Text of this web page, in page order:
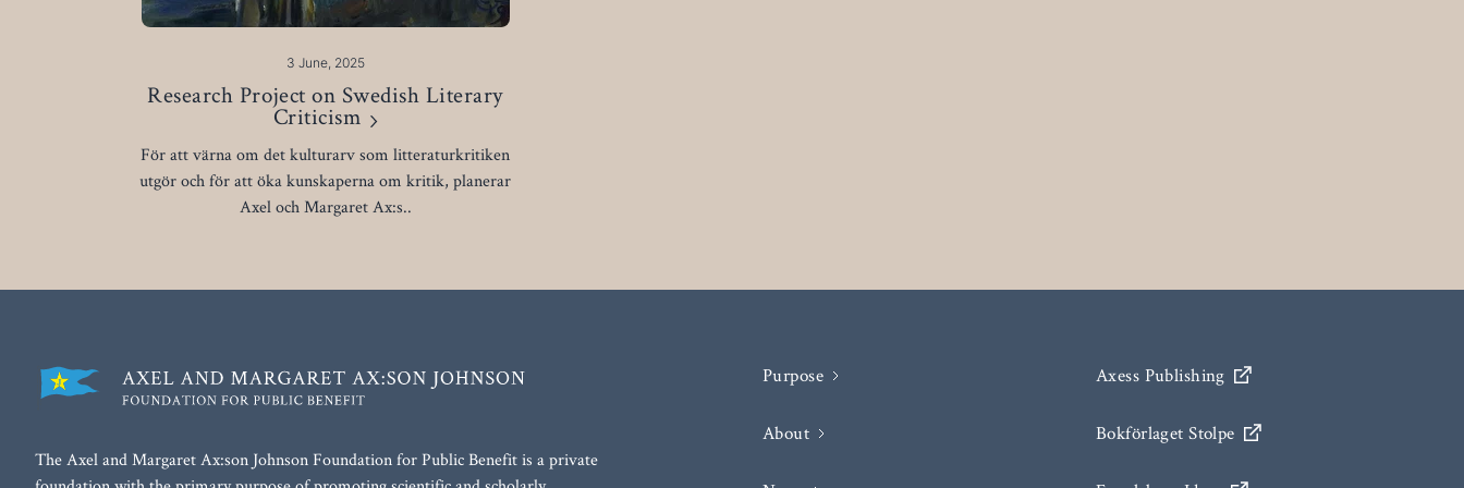
3 June, 2025
Research Project on Swedish Literary
Criticism
För att värna om det kulturarv som litteraturkritiken
utgör och för att öka kunskaperna om kritik, planerar
Axel och Margaret Ax:s..
The Axel and Margaret Ax:son Johnson Foundation for Public Benefit is a private
Purpose
About
Axess Publishing
Bokförlaget Stolpe